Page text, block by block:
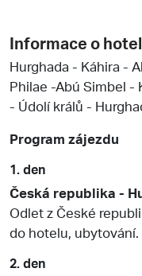
Informace o
Hurghada - Káhira -
Philae -Abú Simbel -
- Údolí králů -
Program zájezdu
1. den
Česká republika -
Odlet z České
do hotelu, ubytování.
2. den